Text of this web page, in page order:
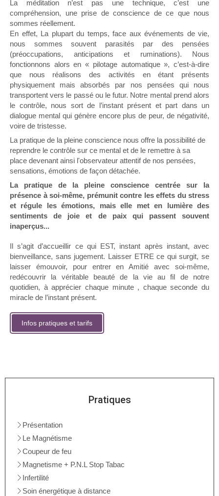
La méditation n’est pas une technique, c’est une
compréhension, une prise de conscience de ce que nous
sommes réellement.
En effet, La plupart du temps, face aux événements de vie,
nous sommes souvent parasités par des pensées
(préoccupations, anticipations et ruminations). Nous
fonctionnons alors en « pilotage automatique », c’est-à-dire
que nous réalisons des activités en étant présents
physiquement mais absorbés par nos pensées qui nous
transportent vers le passé ou le futur. Notre mental prend alors
le contrôle, nous sort de l’instant présent et part dans un
dialogue mental qui génère encore plus de peur, de négativité,
voire de tristesse.
La pratique de la pleine conscience nous offre la possibilité de
reprendre le contrôle sur ce mental et de le remettre à sa
place devenant ainsi l'observateur attentif de nos pensées,
sensations, émotions de façon détachée.
La pratique de la pleine conscience centrée sur la
présence à soi-même, prémunit contre les effets du stress
et régule les émotions, mais elle met en lumière des
sentiments de joie et de paix qui passent souvent
inaperçus...
Il s’agit d’accueillir ce qui EST, instant après instant, avec
bienveillance, sans jugement. Laisser ETRE ce qui surgit, se
laisser émouvoir, pour entrer en Amitié avec soi-même,
redécouvrir la véritable beauté de la vie au fil de notre
quotidien, à apprécier chaque minute , chaque seconde du
miracle de l’instant présent.
Infos pratiques et tarifs
Pratiques
Présentation
Le Magnétisme
Coupeur de feu
Magnetisme + P.N.L Stop Tabac
Infertilité
Soin énergétique à distance